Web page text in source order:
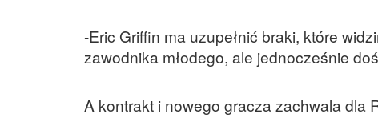
-Eric Griffin ma uzupełnić braki, które
zawodnika młodego, ale jednocześnie
A kontrakt i nowego gracza zachwala dla